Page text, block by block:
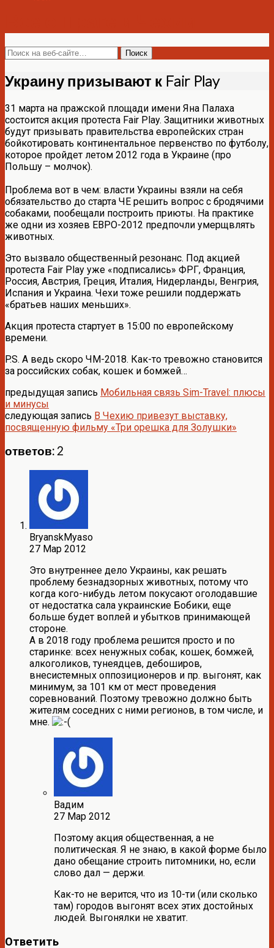
Украину призывают к Fair Play
31 марта на пражской площади имени Яна Палаха
состоится акция протеста Fair Play. Защитники животных
будут призывать правительства европейских стран
бойкотировать континентальное первенство по футболу,
которое пройдет летом 2012 года в Украине (про
Польшу – молчок).
Проблема вот в чем: власти Украины взяли на себя
обязательство до старта ЧЕ решить вопрос с бродячими
собаками, пообещали построить приюты. На практике
же одни из хозяев ЕВРО-2012 предпочли умерщвлять
животных.
Это вызвало общественный резонанс. Под акцией
протеста Fair Play уже «подписались» ФРГ, Франция,
Россия, Австрия, Греция, Италия, Нидерланды, Венгрия,
Испания и Украина. Чехи тоже решили поддержать
«братьев наших меньших».
Акция протеста стартует в 15:00 по европейскому
времени.
P.S. А ведь скоро ЧМ-2018. Как-то тревожно становится
за российских собак, кошек и бомжей…
предыдущая запись Мобильная связь Sim-Travel: плюсы
и минусы
следующая запись В Чехию привезут выставку,
посвященную фильму «Три орешка для Золушки»
ответов: 2
BryanskMyaso
27 Мар 2012
Это внутреннее дело Украины, как решать
проблему безнадзорных животных, потому что
когда кого-нибудь летом покусают оголодавшие
от недостатка сала украинские Бобики, еще
больше будет воплей и убытков принимающей
стороне.
А в 2018 году проблема решится просто и по
старинке: всех ненужных собак, кошек, бомжей,
алкоголиков, тунеядцев, дебоширов,
внесистемных оппозиционеров и пр. выгонят, как
минимум, за 101 км от мест проведения
соревнований. Поэтому тревожно должно быть
жителям соседних с ними регионов, в том числе, и
мне.
Вадим
27 Мар 2012
Поэтому акция общественная, а не
политическая. Я не знаю, в какой форме было
дано обещание строить питомники, но, если
слово дал — держи.
Как-то не верится, что из 10-ти (или сколько
там) городов выгонят всех этих достойных
людей. Выгонялки не хватит.
Ответить